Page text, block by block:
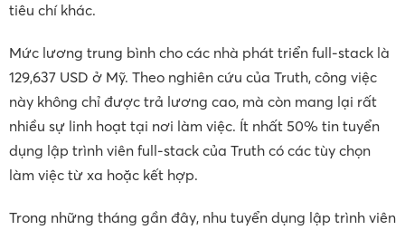
tiêu chí khác.
Mức lương trung bình cho các nhà phát triển full-stack là
129,637 USD ở Mỹ. Theo nghiên cứu của Truth, công việc
này không chỉ được trả lương cao, mà còn mang lại rất
nhiều sự linh hoạt tại nơi làm việc. Ít nhất 50% tin tuyển
dụng lập trình viên full-stack của Truth có các tùy chọn
làm việc từ xa hoặc kết hợp.
Trong những tháng gần đây, nhu tuyển dụng lập trình viên